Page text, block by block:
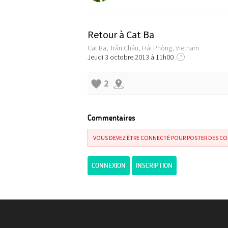
Retour à Cat Ba
Cat Ba, Trân Châu, Hải Phòng, Vietnam
Jeudi 3 octobre 2013 à 11h00
?
2
Commentaires
VOUS DEVEZ ÊTRE CONNECTÉ POUR POSTER DES
CONNEXION INSCRIPTION